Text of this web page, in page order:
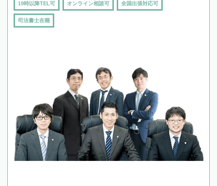
19時以降TEL可 オンライン相談可 全国出張対応可
司法書士在籍